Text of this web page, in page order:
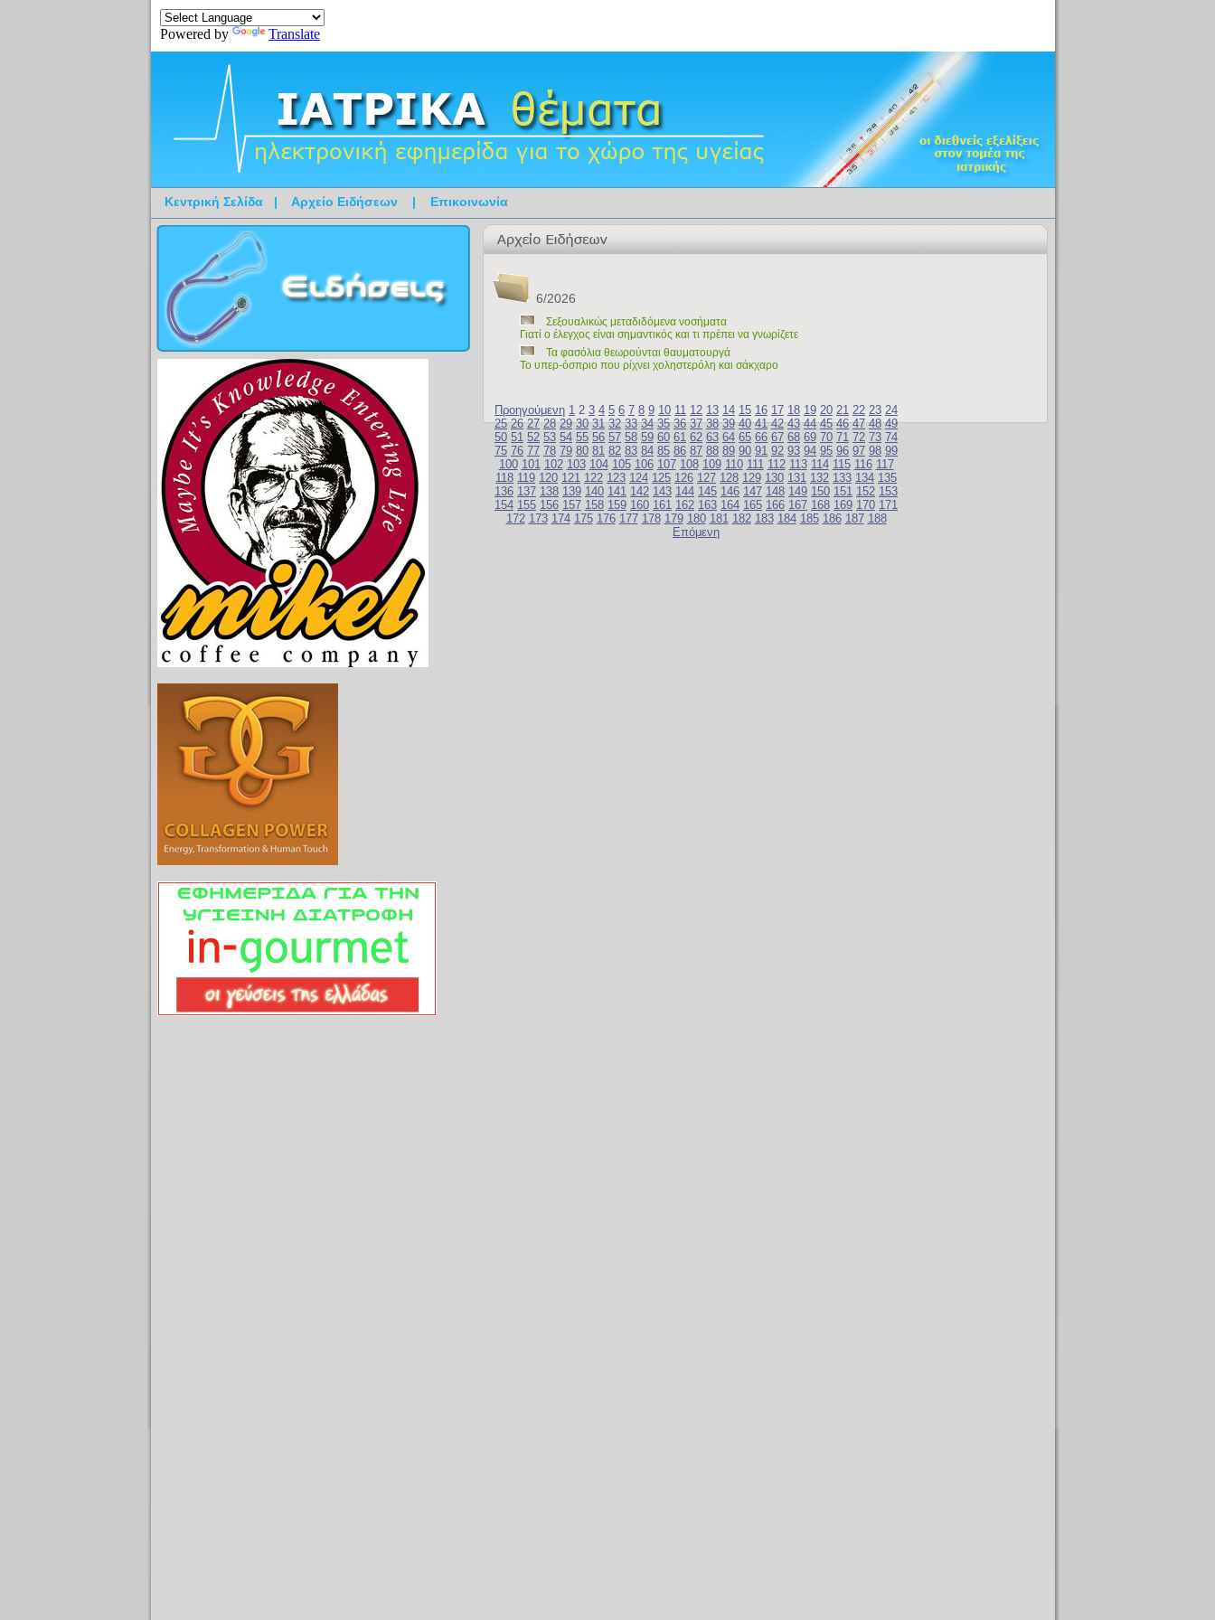
Powered by Translate
Κεντρική Σελίδα | Αρχείο Ειδήσεων | Επικοινωνία
6/2026
Σεξουαλικώς μεταδιδόμενα νοσήματα
Γιατί ο έλεγχος είναι σημαντικός και τι πρέπει να γνωρίζετε
Τα φασόλια θεωρούνται θαυματουργά
Το υπερ-όσπριο που ρίχνει χοληστερόλη και σάκχαρο
Προηγούμενη 1 2 3 4 5 6 7 8 9 10 11 12 13 14 15 16 17 18 19 20 21 22 23 24
25 26 27 28 29 30 31 32 33 34 35 36 37 38 39 40 41 42 43 44 45 46 47 48 49
50 51 52 53 54 55 56 57 58 59 60 61 62 63 64 65 66 67 68 69 70 71 72 73 74
75 76 77 78 79 80 81 82 83 84 85 86 87 88 89 90 91 92 93 94 95 96 97 98 99
100 101 102 103 104 105 106 107 108 109 110 111 112 113 114 115 116 117
118 119 120 121 122 123 124 125 126 127 128 129 130 131 132 133 134 135
136 137 138 139 140 141 142 143 144 145 146 147 148 149 150 151 152 153
154 155 156 157 158 159 160 161 162 163 164 165 166 167 168 169 170 171
172 173 174 175 176 177 178 179 180 181 182 183 184 185 186 187 188
Επόμενη